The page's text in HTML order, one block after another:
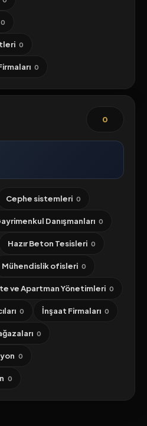
0
0
0
0
Cephe sistemleri 0
Danışmanları 0
Hazır Beton Tesisleri 0
Mühendislik ofisleri 0
ve Apartman Yönetimleri 0
0 İnşaat Firmaları 0
0
0
0